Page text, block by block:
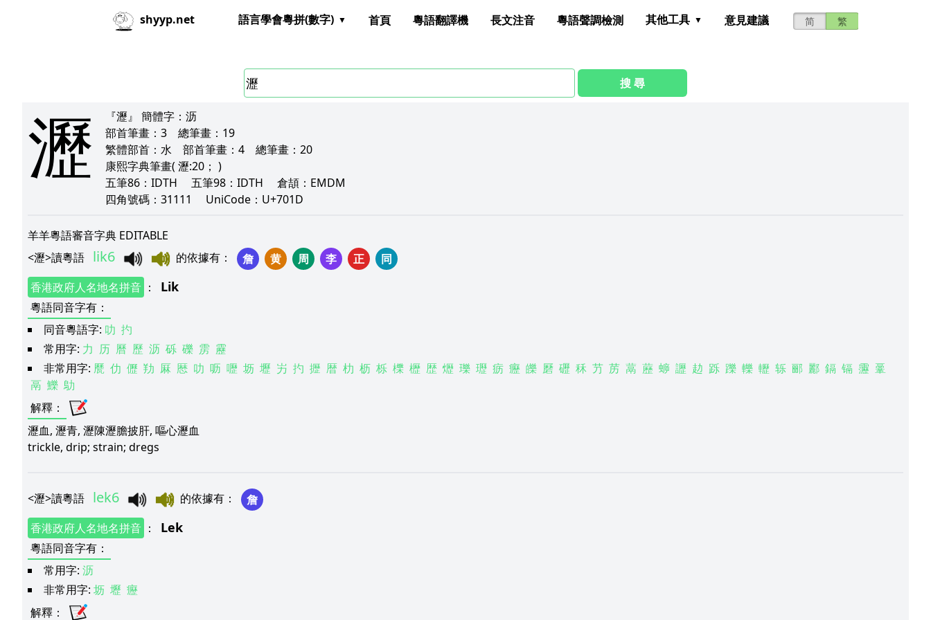
shyyp.net 简 繁
語言學會粵拼(數字) 首頁 粵語翻譯機 長文注音 粵語聲調檢測 其他工具 意見建議
搜 尋
瀝 『瀝』 簡體字： 沥
部首筆畫： 3 總筆畫： 19
繁體部首： 水 部首筆畫： 4 總筆畫： 20
康熙字典筆畫( 瀝:20； )
五筆86： IDTH 五筆98： IDTH 倉頡： EMDM
四角號碼： 31111 UniCode： U+701D
羊羊粵語審音字典 EDITABLE
<瀝>讀粵語 lik6 的依據有 ： 詹 黄 周 李 正
同
香港政府人名地名拼音 ： Lik
粵語同音字有 ：
同音粵語字: 叻 扚
常用字: 力 历 曆 歷 沥 砾 礫 雳 靂
非常用字: 㽁 仂 儮 劷 厤 厯 叻 呖 嚦 坜 壢 屴 扚 攊 暦 朸 枥 栎 櫟 櫪 歴 爏 瓅 瓑 疬 癧 皪 磿 礰 秝 芀 苈 蒚 藶 蝷 讈 赲 跞 躒 轢 轣 轹 郦 酈 鎘 镉 靋 鞷
鬲 鱳 鳨
解釋 ：
瀝血, 瀝青, 瀝陳瀝膽披肝, 嘔心瀝血
trickle, drip; strain; dregs
<瀝>讀粵語 lek6 的依據有 ：
詹
香港政府人名地名拼音 ： Lek
粵語同音字有 ：
常用字: 沥
非常用字: 坜 壢 癧
解釋 ：